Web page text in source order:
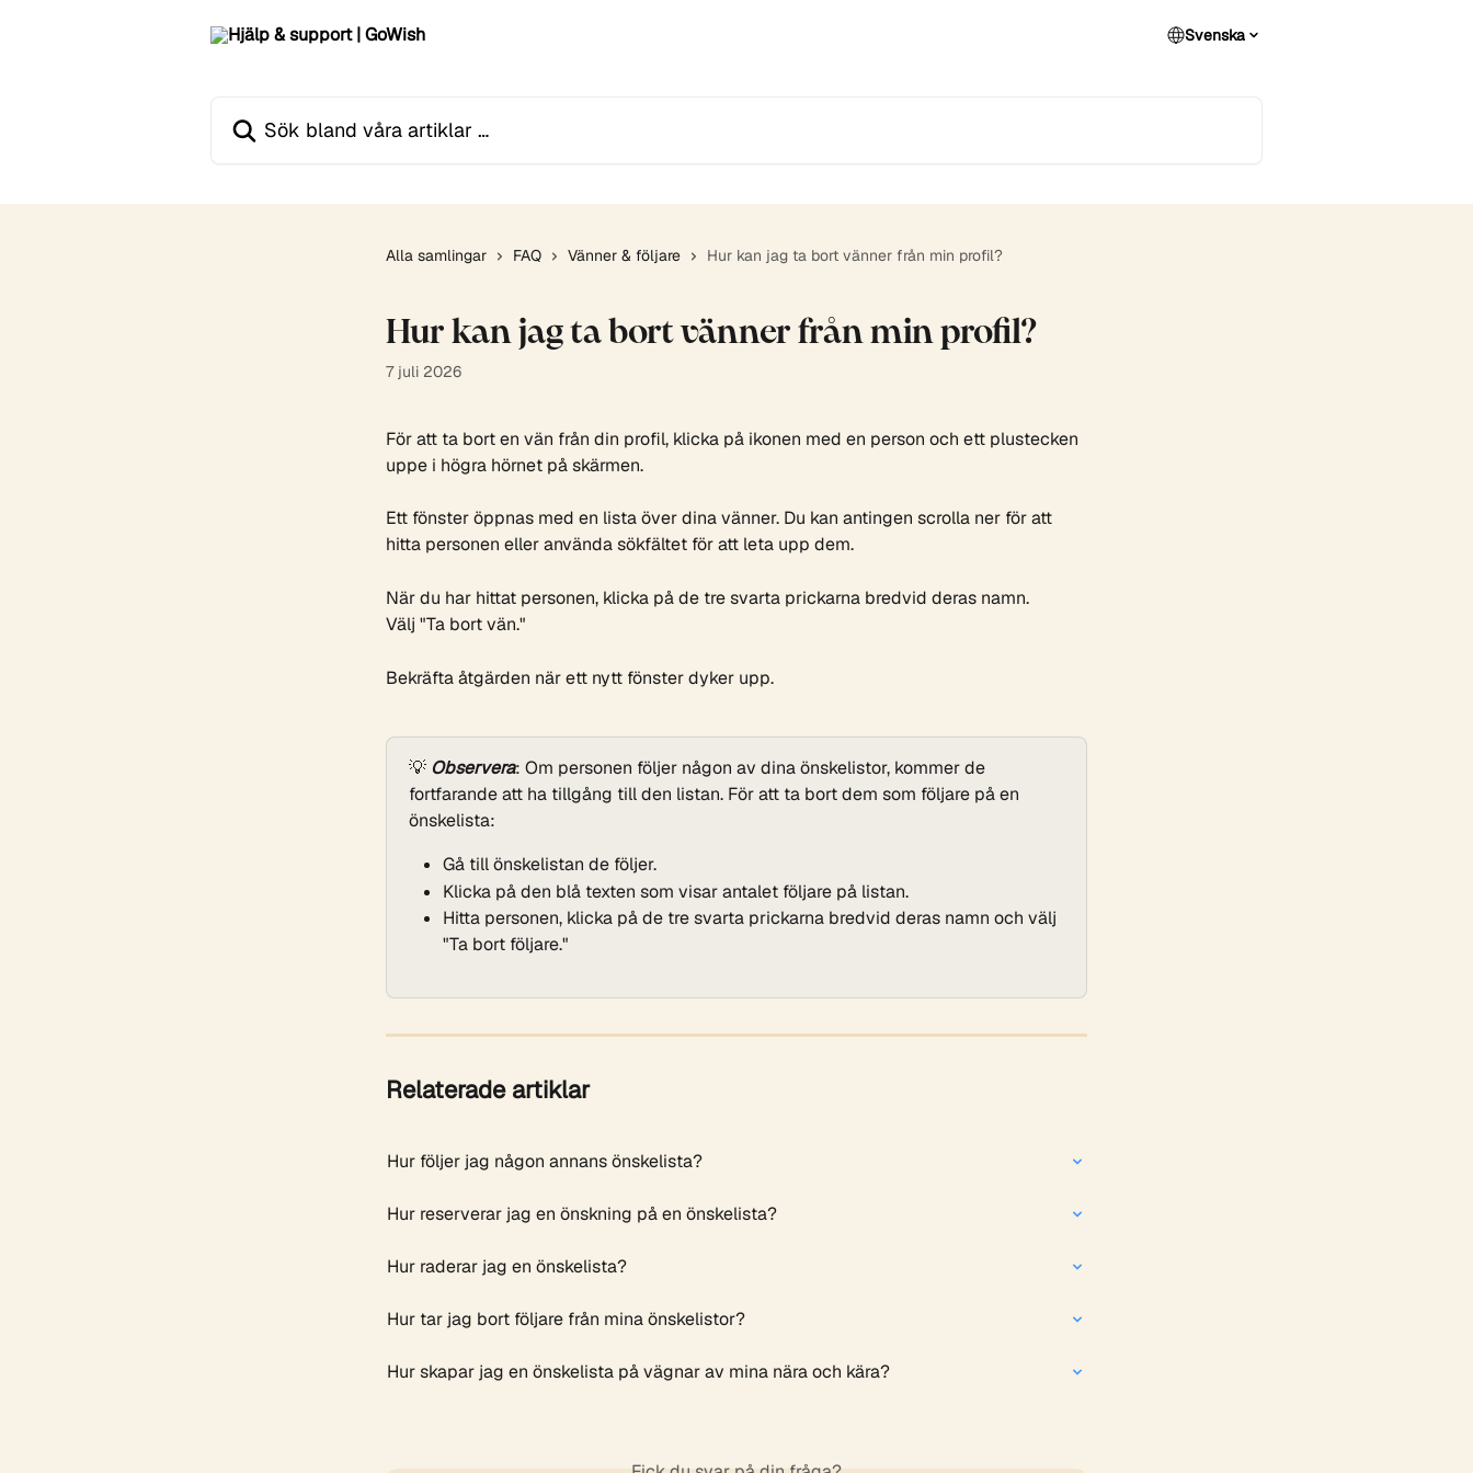
Svenska
Alla samlingar FAQ Vänner & följare Hur kan jag ta bort vänner från min profil?
Hur kan jag ta bort vänner från min profil?
7 juli 2026
För att ta bort en vän från din profil, klicka på ikonen med en person och ett plustecken
uppe i högra hörnet på skärmen.
Ett fönster öppnas med en lista över dina vänner. Du kan antingen scrolla ner för att
hitta personen eller använda sökfältet för att leta upp dem.
När du har hittat personen, klicka på de tre svarta prickarna bredvid deras namn.
Välj "Ta bort vän."
Bekräfta åtgärden när ett nytt fönster dyker upp.
💡 Observera: Om personen följer någon av dina önskelistor, kommer de
fortfarande att ha tillgång till den listan. För att ta bort dem som följare på en
önskelista:
Gå till önskelistan de följer.
Klicka på den blå texten som visar antalet följare på listan.
Hitta personen, klicka på de tre svarta prickarna bredvid deras namn och välj
"Ta bort följare."
Relaterade artiklar
Hur följer jag någon annans önskelista?
Hur reserverar jag en önskning på en önskelista?
Hur raderar jag en önskelista?
Hur tar jag bort följare från mina önskelistor?
Hur skapar jag en önskelista på vägnar av mina nära och kära?